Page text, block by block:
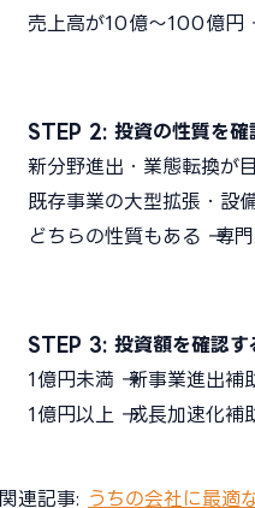
売上高が10億〜100億円
STEP 2: 投資の性質を確
新分野進出・業態転換が
既存事業の大型拡張・設
どちらの性質もある → 専
STEP 3: 投資額を確認す
1億円未満 → 新事業進出補
1億円以上 → 成長加速化
関連記事: うちの会社に最適